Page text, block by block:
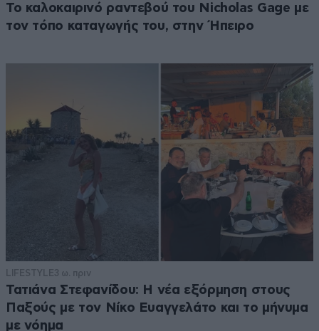
Το καλοκαιρινό ραντεβού του Nicholas Gage με
τον τόπο καταγωγής του, στην Ήπειρο
LIFESTYLE3 ω. πριν
Τατιάνα Στεφανίδου: Η νέα εξόρμηση στους
Παξούς με τον Νίκο Ευαγγελάτο και το μήνυμα
με νόημα